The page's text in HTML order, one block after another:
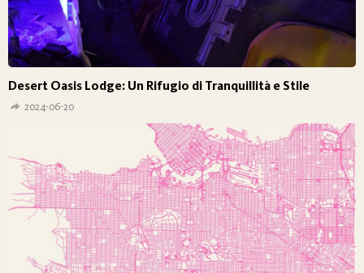
Desert Oasis Lodge: Un Rifugio di Tranquillità e Stile
2024-06-20